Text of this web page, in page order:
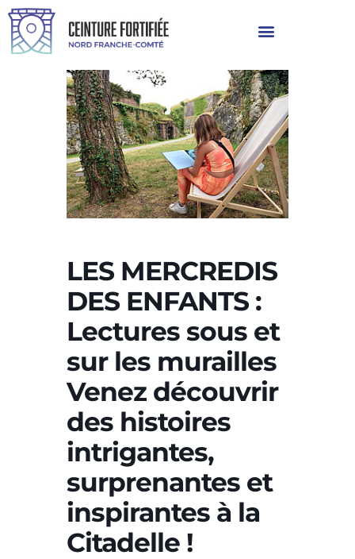
LES MERCREDIS
DES ENFANTS :
Lectures sous et
sur les murailles
Venez découvrir
des histoires
intrigantes,
surprenantes et
inspirantes à la
Citadelle !